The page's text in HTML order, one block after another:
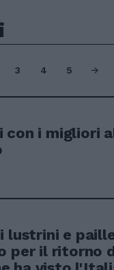
3 4 5
con i migliori
lustrini e
per il ritorno